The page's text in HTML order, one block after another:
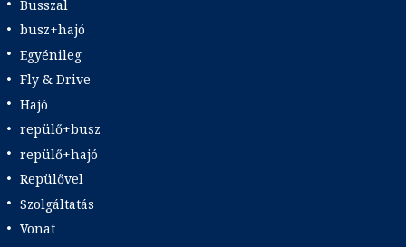
Busszal
busz+hajó
Egyénileg
Fly & Drive
Hajó
repülő+busz
repülő+hajó
Repülővel
Szolgáltatás
Vonat